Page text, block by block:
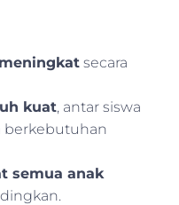
secara
kuat, antar siswa
berkebutuhan
semua anak